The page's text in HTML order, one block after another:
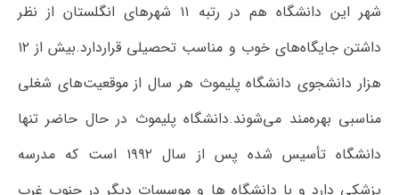
شهر این دانشگاه هم در رتبه ۱۱ شهرهای انگلستان از نظر
داشتن جایگاه‌های خوب و مناسب تحصیلی قراردارد.بیش از ۱۲
هزار دانشجوی دانشگاه پلیموث هر سال از موقعیت‌های شغلی
مناسبی بهره‌مند می‌شوند.دانشگاه پلیموث در حال حاضر تنها
دانشگاه تأسیس شده پس از سال ۱۹۹۲ است که مدرسه
پزشکی دارد و با دانشگاه ها و موسسات دیگر در جنوب غرب